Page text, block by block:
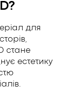
для
стане
естетику